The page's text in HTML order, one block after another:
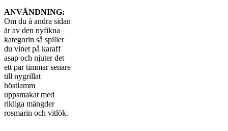
ANVÄNDNING:
Om du å andra sidan
är av den nyfikna
kategorin så spiller
du vinet på karaff
asap och njuter det
ett par timmar senare
till nygrillat
höstlamm
uppsmakat med
rikliga mängder
rosmarin och vitlök.